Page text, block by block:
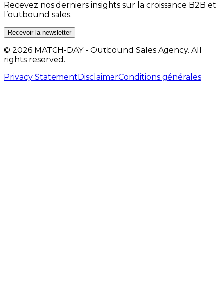
Recevez nos derniers insights sur la croissance B2B et
l’outbound sales.
Recevoir la newsletter
© 2026 MATCH-DAY - Outbound Sales Agency. All
rights reserved.
Privacy StatementDisclaimerConditions générales